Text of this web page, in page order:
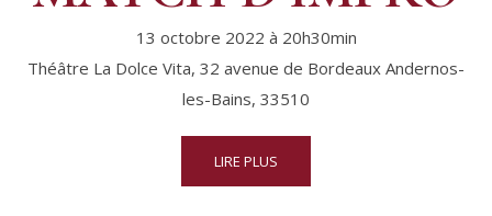
13 octobre 2022 à 20h30min
Théâtre La Dolce Vita, 32 avenue de Bordeaux Andernos-
les-Bains, 33510
LIRE PLUS